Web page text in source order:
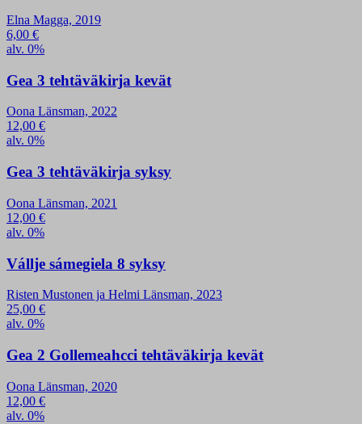
Elna Magga, 2019
6,00 €
alv. 0%
Gea 3 tehtäväkirja kevät
Oona Länsman, 2022
12,00 €
alv. 0%
Gea 3 tehtäväkirja syksy
Oona Länsman, 2021
12,00 €
alv. 0%
Vállje sámegiela 8 syksy
Risten Mustonen ja Helmi Länsman, 2023
25,00 €
alv. 0%
Gea 2 Gollemeahcci tehtäväkirja kevät
Oona Länsman, 2020
12,00 €
alv. 0%